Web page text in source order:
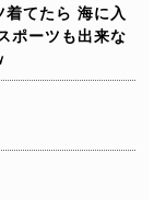
着てたら 海に入
ポーツも出来な